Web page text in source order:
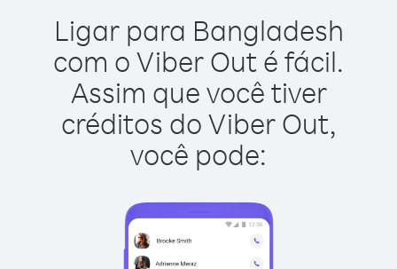
Ligar para Bangladesh
com o Viber Out é fácil.
Assim que você tiver
créditos do Viber Out,
você pode: